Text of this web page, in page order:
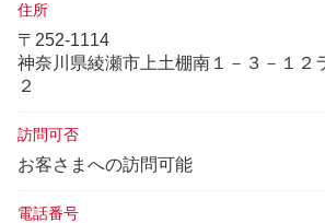
住所
〒252-1114
神奈川県綾瀬市上土棚南１－３－１２
２
訪問可否
お客さまへの訪問可能
電話番号